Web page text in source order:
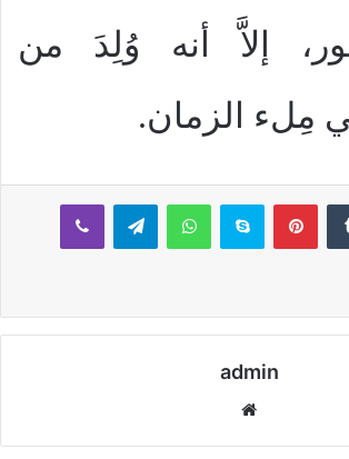
إلاَّ أنه وُلِدَ من
مِلء الزمان.
بينتيريستسكايب واتساب تيلقرام ڤايبر
admin